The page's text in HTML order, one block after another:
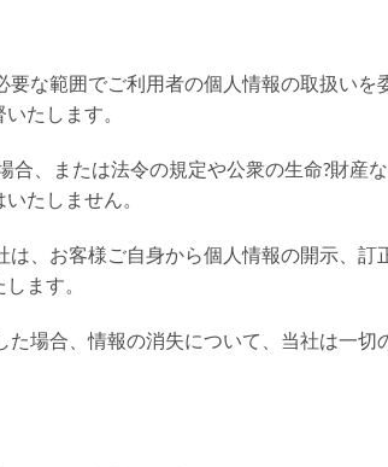
な範囲でご利用者の個人情報の取扱いを
たします。
、または法令の規定や公衆の生命?財産
たしません。
、お客様ご自身から個人情報の開示、訂
ます。
場合、情報の消失について、当社は一切